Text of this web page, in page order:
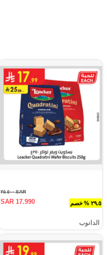
٢٩.٥ % خصم
SAR ٢٥.٥٠٠
SAR 17.990
الدانوب